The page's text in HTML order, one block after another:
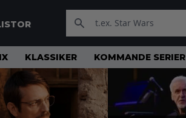
KLASSIKER KOMMANDE SERIER